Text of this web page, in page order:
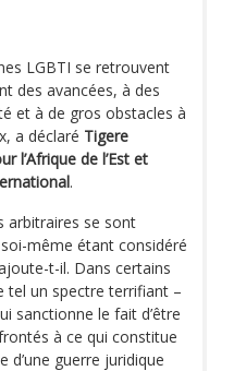
LGBTI se retrouvent
des avancées, à des
et à de gros obstacles à
a déclaré Tigere
l’Afrique de l’Est et
.
arbitraires se sont
même étant considéré
t-il. Dans certains
tel un spectre terrifiant –
sanctionne le fait d’être
à ce qui constitue
d’une guerre juridique